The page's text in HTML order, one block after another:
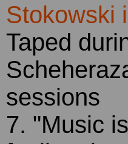
Stokowski
Taped
sessions
7. "Music